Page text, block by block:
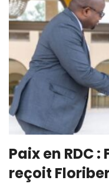
Paix en RDC
reçoit